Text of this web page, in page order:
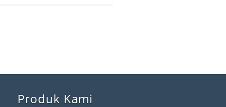
Produk Kami